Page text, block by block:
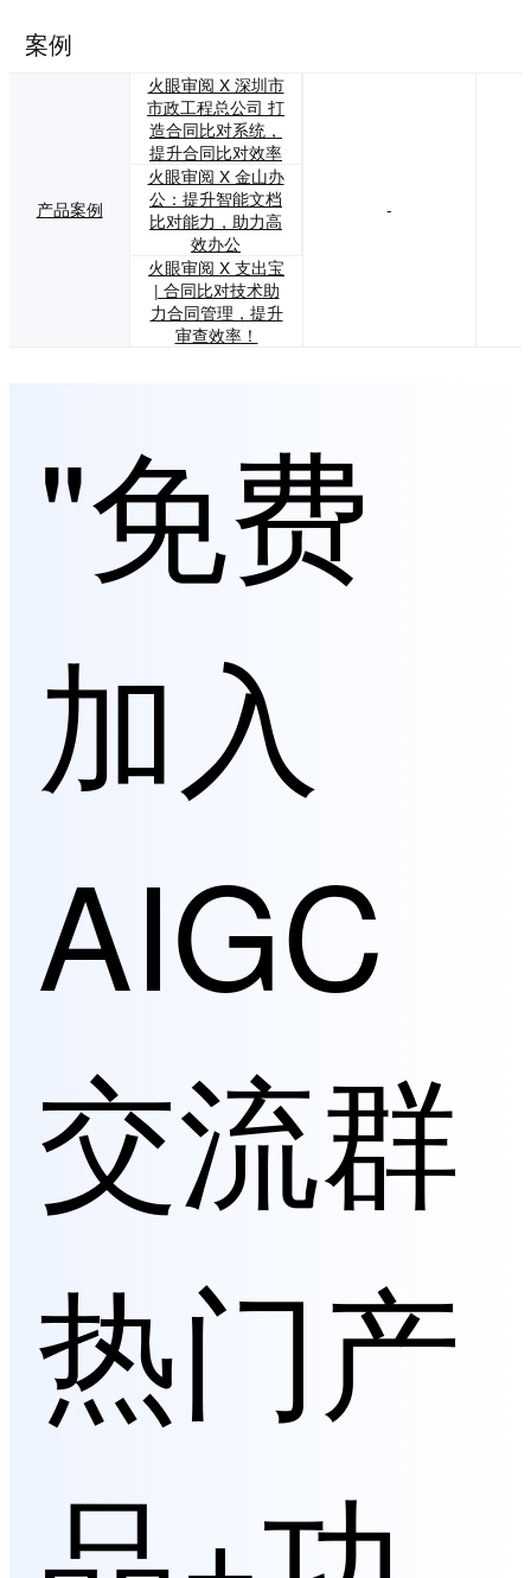
案例
产品案例
火眼审阅 X 深圳市
市政工程总公司 打
造合同比对系统，
提升合同比对效率
火眼审阅 X 金山办
公：提升智能文档
比对能力，助力高
效办公
火眼审阅 X 支出宝
| 合同比对技术助
力合同管理，提升
审查效率！
-
"免费
加入
AIGC
交流群
热门产